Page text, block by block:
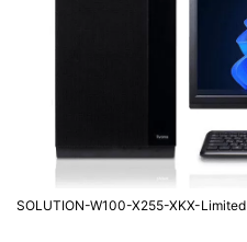
SOLUTION-W100-X255-XKX-